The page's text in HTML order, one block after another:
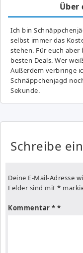
Über
Ich bin
selbst immer das
stehen. Für euch aber
besten Deals. Wer
Außerdem verbringe
Schnäppchenjagd
Sekunde.
Schreibe
Deine E-Mail-Adresse
Felder sind mit *
Kommentar *